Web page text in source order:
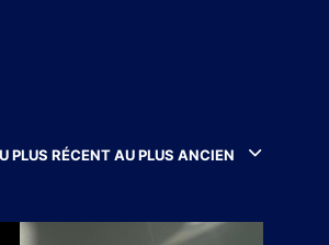
PLUS RÉCENT AU PLUS ANCIEN